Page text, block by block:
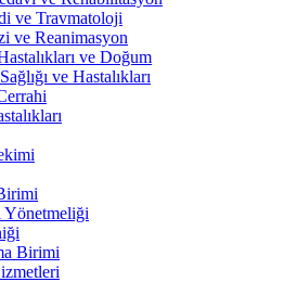
ve Travmatoloji
ve Reanimasyon
ve Doğum
ve Hastalıkları
Yönetmeliği
Birimi